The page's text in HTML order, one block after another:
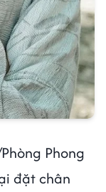
Phong
đặt chân